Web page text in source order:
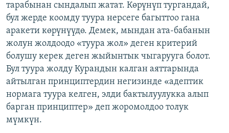
тарабынан сындалып жатат. Көрүнүп тургандай,
бул жерде коомду туура нерсеге багыттоо гана
аракети көрүнүүдө. Демек, мындан ата-бабанын
жолун жолдоодо «туура жол» деген критерий
болушу керек деген жыйынтык чыгарууга болот.
Бул туура жолду Курандын калган аяттарында
айтылган принциптердин негизинде «адептик
нормага туура келген, элди бактылуулукка алып
барган принциптер» деп жоромолдоо толук
мүмкүн.